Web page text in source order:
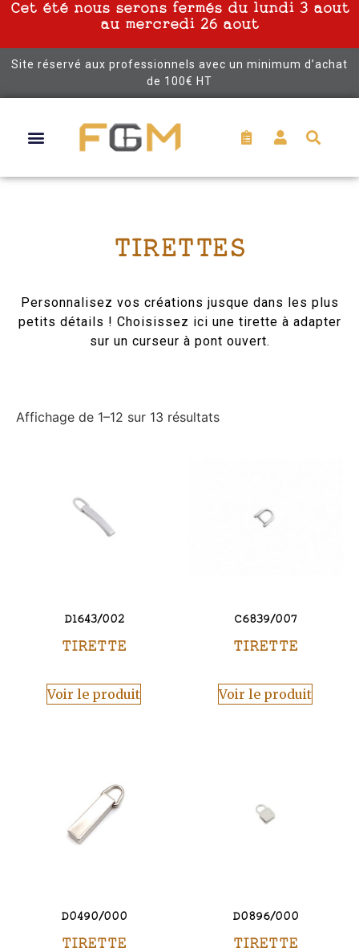
Cet été nous serons fermés du lundi 3 aout
au mercredi 26 aout
Site réservé aux professionnels avec un minimum d’achat
de 100€ HT
TIRETTES
Personnalisez vos créations jusque dans les plus
petits détails ! Choisissez ici une tirette à adapter
sur un curseur à pont ouvert.
Affichage de 1–12 sur 13 résultats
D1643/002
TIRETTE
Voir le produit
C6839/007
TIRETTE
Voir le produit
D0490/000
TIRETTE
D0896/000
TIRETTE